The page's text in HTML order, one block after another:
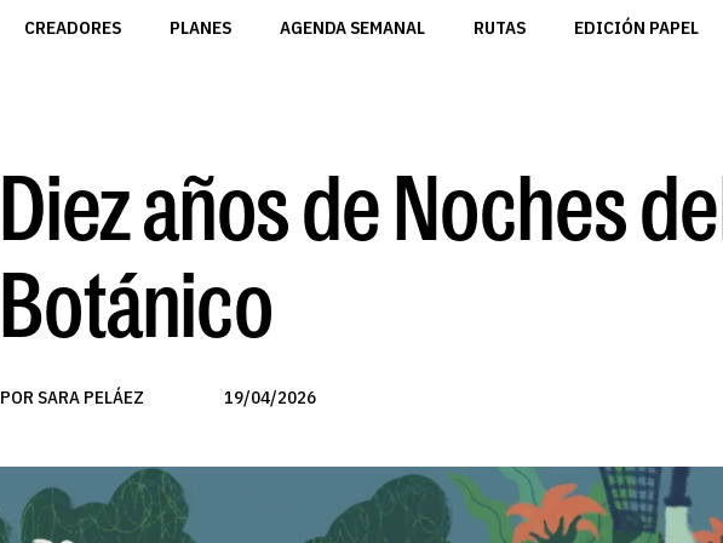
CREADORES PLANES AGENDA SEMANAL RUTAS EDICIÓN PAPEL
Diez años de Noches
Botánico
POR SARA PELÁEZ 19/04/2026